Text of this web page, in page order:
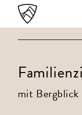
mit Bergblick